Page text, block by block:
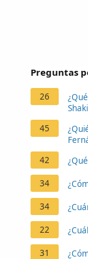
Preguntas
26
45
42
34
34
22
31